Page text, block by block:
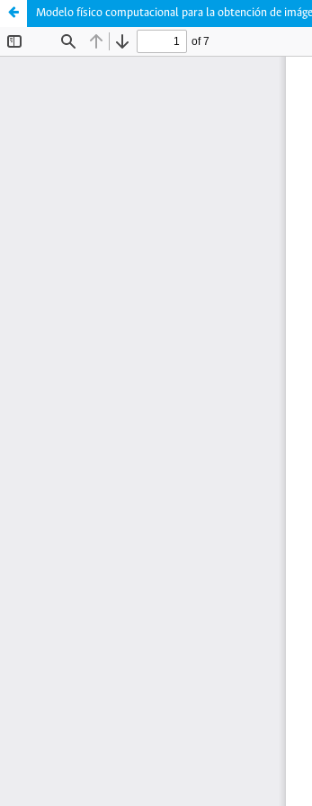
Modelo físico computacional para la obtención de